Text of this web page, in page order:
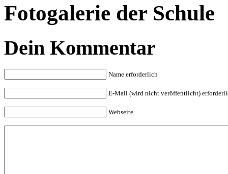
Fotogalerie der Schule
Dein Kommentar
Name erforderlich
E-Mail (wird nicht veröffentlicht)
Webseite